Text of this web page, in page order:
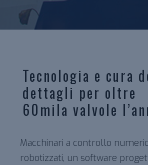
Tecnologia e cura
dettagli per oltre
60mila valvole
Macchinari a controllo
robotizzati, un software